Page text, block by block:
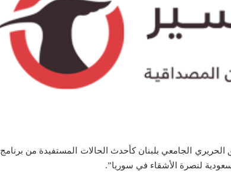
الجامعي بلبنان كأحدث الحالات المستفيدة من برنامج
لنصرة الأشقاء في سوريا”.